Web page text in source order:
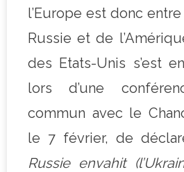
l’Europe est donc
Russie et de
des Etats-Unis s’est
lors d’une
commun avec le
le 7 février, de
Russie envahit